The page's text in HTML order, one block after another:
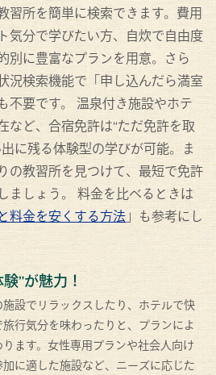
習所を簡単に検索できます。費用
気分で学びたい方、自炊で自由度
別に豊富なプランを用意。さら
況検索機能で「申し込んだら満室
要です。 温泉付き施設やホテ
など、合宿免許は“ただ免許を取
に残る体験型の学びが可能。ま
の教習所を見つけて、最短で免許
ましょう。 料金を比べるときは
料金を安くする方法 」も参考にし
”が魅力！
設でリラックスしたり、ホテルで快
行気分を味わったりと、プランによ
ます。女性専用プランや社会人向け
に適した施設など、ニーズに応じた